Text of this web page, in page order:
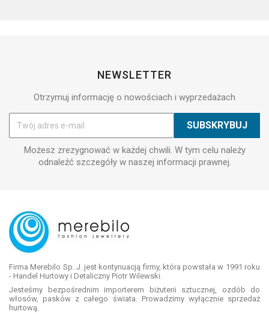
NEWSLETTER
Otrzymuj informację o nowościach i wyprzedażach
Możesz zrezygnować w każdej chwili. W tym celu należy
odnaleźć szczegóły w naszej informacji prawnej.
Firma Merebilo Sp. J. jest kontynuacją firmy, która powstała w 1991 roku
- Handel Hurtowy i Detaliczny Piotr Wilewski.
Jesteśmy bezpośrednim importerem biżuterii sztucznej, ozdób do
włosów, pasków z całego świata. Prowadzimy wyłącznie sprzedaż
hurtową.